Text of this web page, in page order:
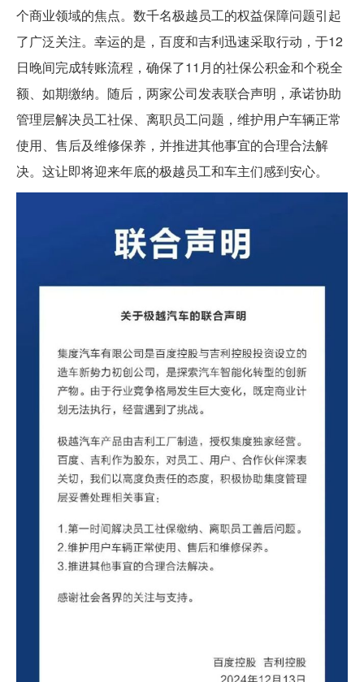
个商业领域的焦点。数千名极越员工的权益保障问题引起
了广泛关注。幸运的是，百度和吉利迅速采取行动，于12
日晚间完成转账流程，确保了11月的社保公积金和个税全
额、如期缴纳。随后，两家公司发表联合声明，承诺协助
管理层解决员工社保、离职员工问题，维护用户车辆正常
使用、售后及维修保养，并推进其他事宜的合理合法解
决。这让即将迎来年底的极越员工和车主们感到安心。